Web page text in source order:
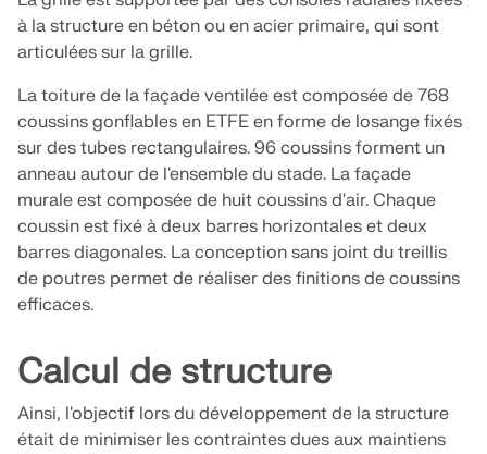
RWIND 3
Logiciel CFD pour souffleries numériques
En savoir plus
API Dlubal
l’automatisation
Découvrir l’API
OBTENIR DE L’ASSISTANCE
OBTENIR UNE VERSION GRATUITE
CONTACTER LE SUPPORT
DÉCOUVRIR LES OFFRES D’EMPLOI
à la structure en béton ou en acier primaire, qui sont
articulées sur la grille.
La toiture de la façade ventilée est composée de 768
coussins gonflables en ETFE en forme de losange fixés
sur des tubes rectangulaires. 96 coussins forment un
anneau autour de l'ensemble du stade. La façade
murale est composée de huit coussins d'air. Chaque
coussin est fixé à deux barres horizontales et deux
barres diagonales. La conception sans joint du treillis
de poutres permet de réaliser des finitions de coussins
efficaces.
Calcul de structure
Ainsi, l'objectif lors du développement de la structure
était de minimiser les contraintes dues aux maintiens